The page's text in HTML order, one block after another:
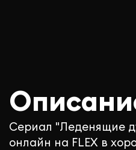
Сериал "Леденящие
онлайн на FLEX в